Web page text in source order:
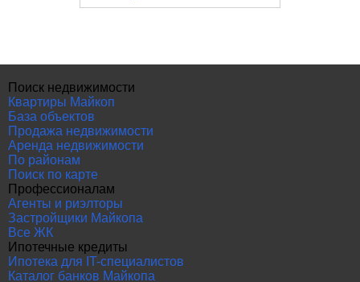
Поиск недвижимости
Квартиры Майкоп
База объектов
Продажа недвижимости
Аренда недвижимости
По районам
Поиск по карте
Профессионалам
Агенты и риэлторы
Застройщики Майкопа
Все ЖК
Ипотечные кредиты
Ипотека для IT-специалистов
Каталог банков Майкопа